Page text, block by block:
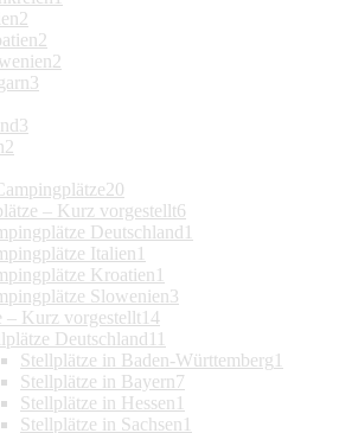
2
2
2
3
3
2
20
– Kurz vorgestellt6
Deutschland 1
Italien 1
Kroatien 1
Slowenien3
– Kurz vorgestellt 14
Deutschland 11
Stellplätze in Baden-Württemberg 1
Stellplätze in Bayern7
Stellplätze in Hessen 1
Stellplätze in Sachsen 1